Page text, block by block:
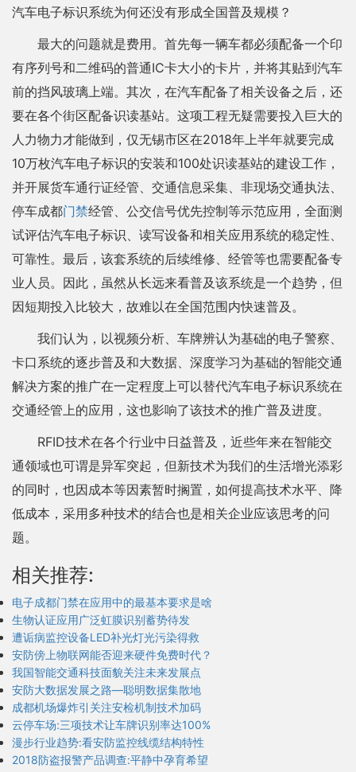
汽车电子标识系统为何还没有形成全国普及规模？
最大的问题就是费用。首先每一辆车都必须配备一个印
有序列号和二维码的普通IC卡大小的卡片，并将其贴到汽车
前的挡风玻璃上端。其次，在汽车配备了相关设备之后，还
要在各个街区配备识读基站。这项工程无疑需要投入巨大的
人力物力才能做到，仅无锡市区在2018年上半年就要完成
10万枚汽车电子标识的安装和100处识读基站的建设工作，
并开展货车通行证经管、交通信息采集、非现场交通执法、
停车成都门禁经管、公交信号优先控制等示范应用，全面测
试评估汽车电子标识、读写设备和相关应用系统的稳定性、
可靠性。最后，该套系统的后续维修、经管等也需要配备专
业人员。因此，虽然从长远来看普及该系统是一个趋势，但
因短期投入比较大，故难以在全国范围内快速普及。
我们认为，以视频分析、车牌辨认为基础的电子警察、
卡口系统的逐步普及和大数据、深度学习为基础的智能交通
解决方案的推广在一定程度上可以替代汽车电子标识系统在
交通经管上的应用，这也影响了该技术的推广普及进度。
RFID技术在各个行业中日益普及，近些年来在智能交
通领域也可谓是异军突起，但新技术为我们的生活增光添彩
的同时，也因成本等因素暂时搁置，如何提高技术水平、降
低成本，采用多种技术的结合也是相关企业应该思考的问
题。
相关推荐:
电子成都门禁在应用中的最基本要求是啥
生物认证应用广泛虹膜识别蓄势待发
遭诟病监控设备LED补光灯光污染得救
安防傍上物联网能否迎来硬件免费时代？
我国智能交通科技面貌关注未来发展点
安防大数据发展之路—聪明数据集散地
成都机场爆炸引关注安检机制技术加码
云停车场:三项技术让车牌识别率达100%
漫步行业趋势:看安防监控线缆结构特性
2018防盗报警产品调查:平静中孕育希望